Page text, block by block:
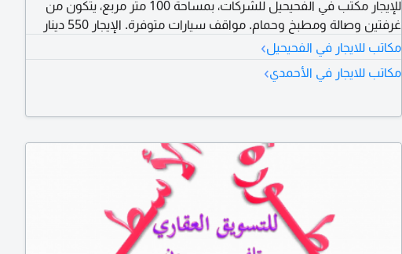
للإيجار مكتب في الفحيحيل للشركات، بمساحة 100 متر مربع، يتكون من
غرفتين وصالة ومطبخ وحمام. مواقف سيارات متوفرة. الإيجار 550 دينار
مكاتب للايجار في الفحيحيل›
مكاتب للايجار في الأحمدي›